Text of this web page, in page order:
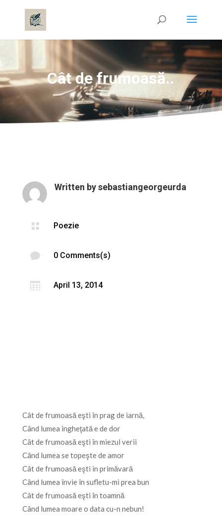
Cât de frumoasă..
Written bysebastiangeorgeurda
 Poezie
 0 Comments(s)
 April 13, 2014
Cât de frumoasă eşti în prag de iarnă,
Când lumea ingheţată e de dor
Cât de frumoasă eşti în miezul verii
Când lumea se topeşte de amor
Cât de frumoasă eşti in primăvară
Când lumea învie în sufletu-mi prea bun
Cât de frumoasă eşti în toamnă
Când lumea moare o data cu-n nebun!